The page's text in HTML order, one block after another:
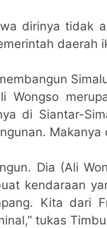
dirinya tidak
daerah
Wongso
di Siantar-
Dia (Ali
kendaraan
Kita dari
tukas